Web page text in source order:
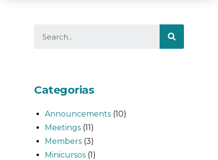
Categorias
Announcements (10)
Meetings (11)
Members (3)
Minicursos (1)